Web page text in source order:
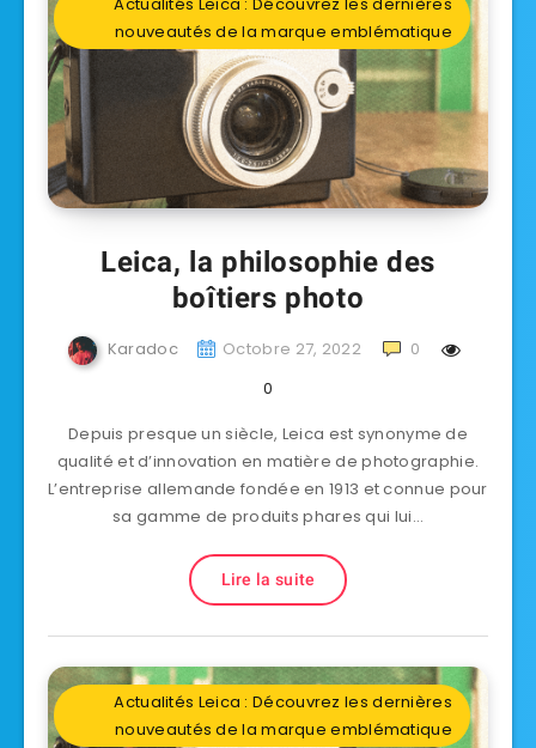
Actualités Leica : Découvrez les dernières
nouveautés de la marque emblématique
Leica, la philosophie des
boîtiers photo
Karadoc Octobre 27, 2022
0
0
Depuis presque un siècle, Leica est synonyme de
qualité et d’innovation en matière de photographie.
L’entreprise allemande fondée en 1913 et connue pour
sa gamme de produits phares qui lui…
Lire la suite
Actualités Leica : Découvrez les dernières
nouveautés de la marque emblématique